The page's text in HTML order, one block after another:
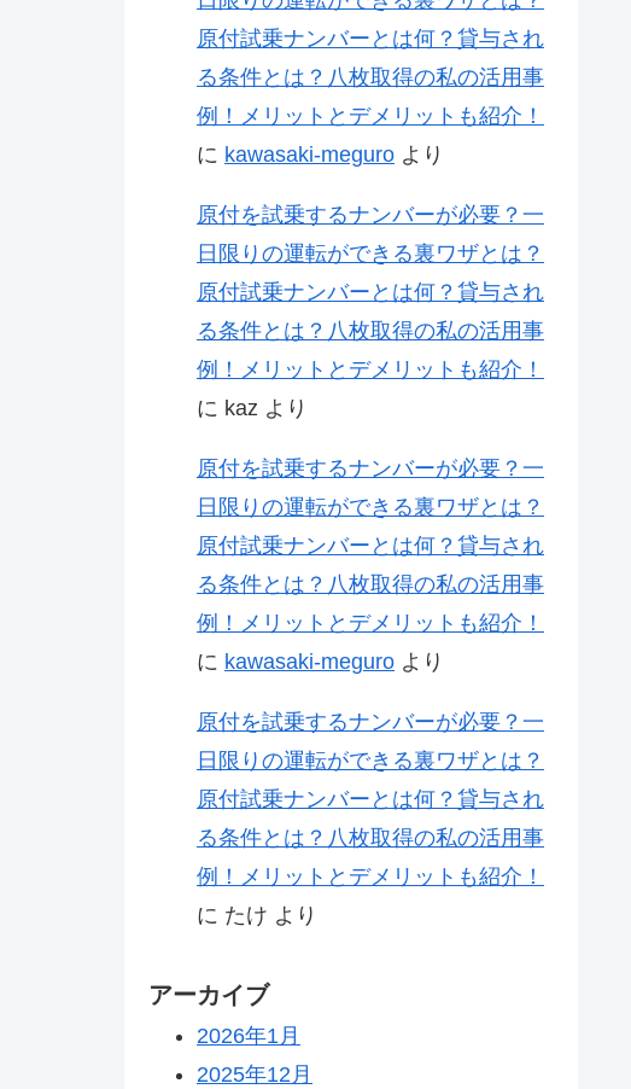
原付試乗ナンバーとは何？貸与され
る条件とは？八枚取得の私の活用事
例！メリットとデメリットも紹介！
に kawasaki-meguro より
原付を試乗するナンバーが必要？一
日限りの運転ができる裏ワザとは？
原付試乗ナンバーとは何？貸与され
る条件とは？八枚取得の私の活用事
例！メリットとデメリットも紹介！
に kaz より
原付を試乗するナンバーが必要？一
日限りの運転ができる裏ワザとは？
原付試乗ナンバーとは何？貸与され
る条件とは？八枚取得の私の活用事
例！メリットとデメリットも紹介！
に kawasaki-meguro より
原付を試乗するナンバーが必要？一
日限りの運転ができる裏ワザとは？
原付試乗ナンバーとは何？貸与され
る条件とは？八枚取得の私の活用事
例！メリットとデメリットも紹介！
に たけ より
アーカイブ
2026年1月
2025年12月